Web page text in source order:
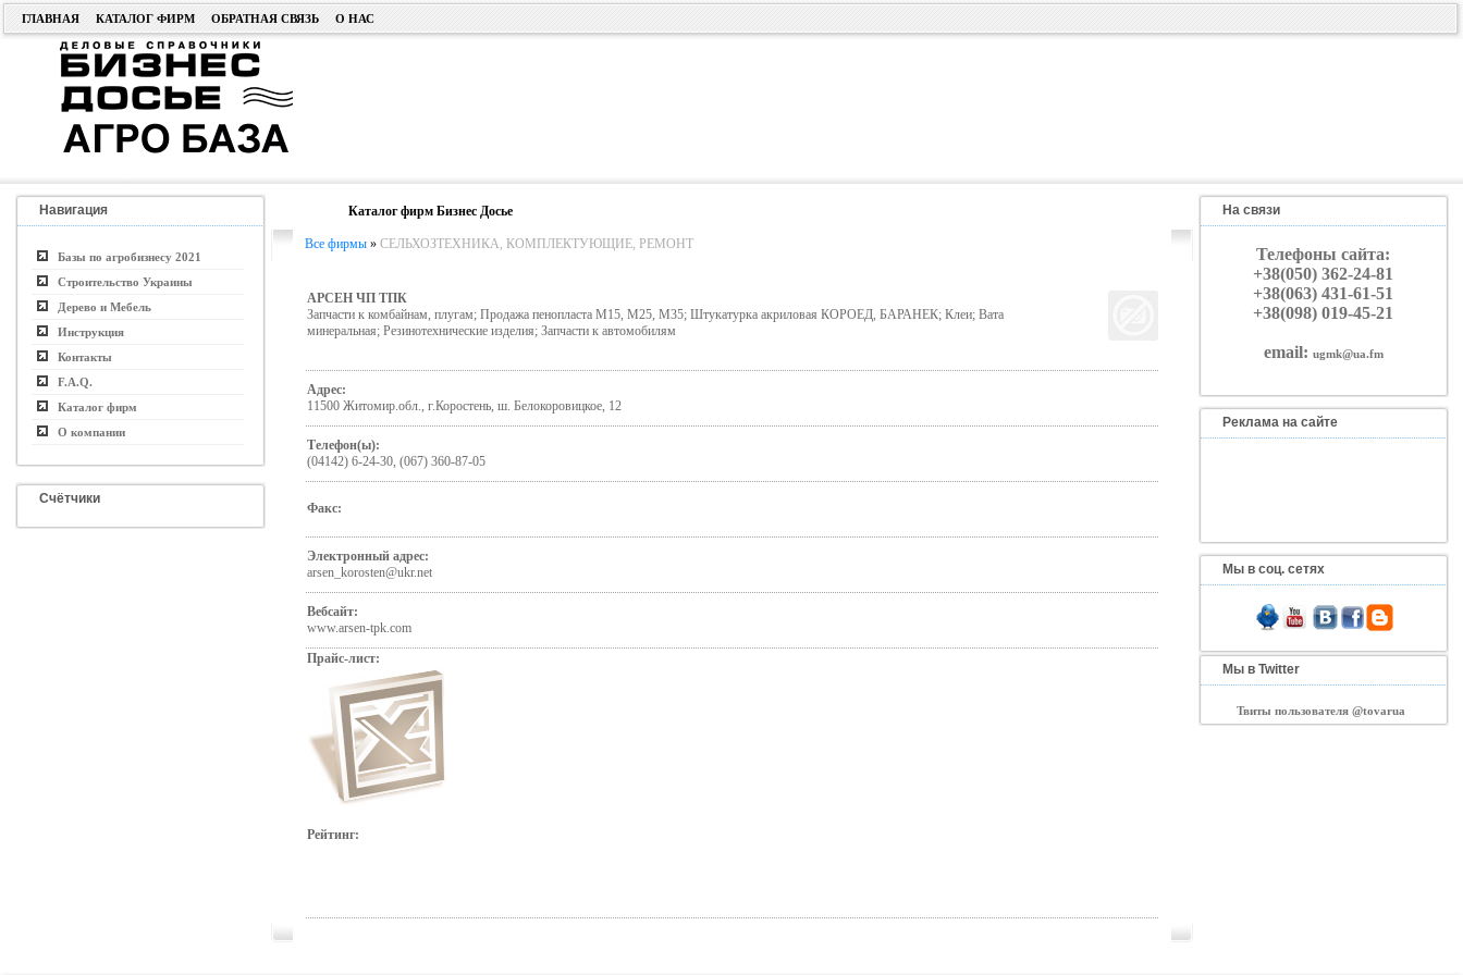
ГЛАВНАЯ КАТАЛОГ ФИРМ ОБРАТНАЯ СВЯЗЬ О НАС
Навигация
Базы по агробизнесу 2021
Строительство Украины
Дерево и Мебель
Инструкция
Контакты
F.A.Q.
Каталог фирм
О компании
Счётчики
Каталог фирм Бизнес Досье
Все фирмы» СЕЛЬХОЗТЕХНИКА, КОМПЛЕКТУЮЩИЕ, РЕМОНТ
АРСЕН ЧП ТПК
Запчасти к комбайнам, плугам; Продажа пенопласта М15, М25, М35; Штукатурка акриловая КОРОЕД, БАРАНЕК; Клеи; Вата
минеральная; Резинотехнические изделия; Запчасти к автомобилям
Адрес:
11500 Житомир.обл., г.Коростень, ш. Белокоровицкое, 12
Телефон(ы):
(04142) 6-24-30, (067) 360-87-05
Факс:
Электронный адрес:
arsen_korosten@ukr.net
Вебсайт:
www.arsen-tpk.com
Прайс-лист:
Рейтинг:
На связи
Телефоны сайта:
+38(050) 362-24-81
+38(063) 431-61-51
+38(098) 019-45-21
email: ugmk@ua.fm
Реклама на сайте
Мы в соц. сетях
Мы в Twitter
Твиты пользователя @tovarua